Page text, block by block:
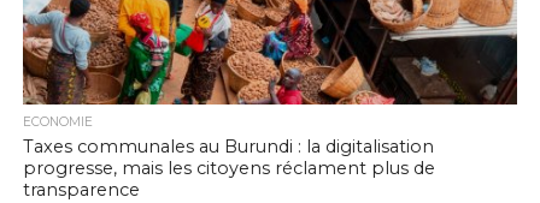
ECONOMIE
Taxes communales au Burundi : la digitalisation
progresse, mais les citoyens réclament plus de
transparence